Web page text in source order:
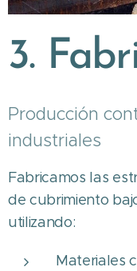
3.
Producción
industriales
Fabricamos las
de cubrimiento
utilizando:
Materiales